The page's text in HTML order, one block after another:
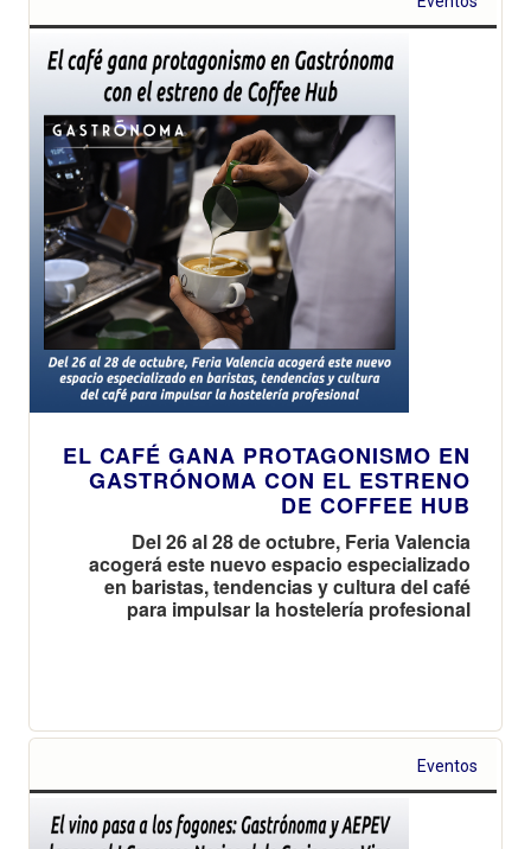
EL CAFÉ GANA PROTAGONISMO EN
GASTRÓNOMA CON EL ESTRENO
DE COFFEE HUB
Del 26 al 28 de octubre, Feria Valencia
acogerá este nuevo espacio especializado
en baristas, tendencias y cultura del café
para impulsar la hostelería profesional
Eventos